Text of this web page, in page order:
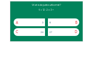
Wat is de juiste uitkomst?
6 + 12 : 2 x 3 =
A 3 B
8
C 24 D
27